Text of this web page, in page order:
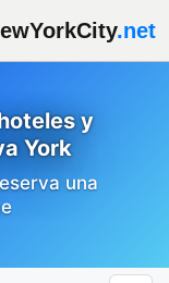
.net
y
York
una